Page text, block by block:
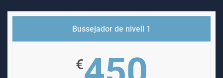
Bussejador de nivell 1
€